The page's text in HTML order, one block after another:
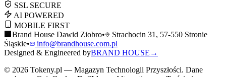
SSL SECURE
AI POWERED
MOBILE FIRST
🏢 Brand House Dawid Ziobro•
Strachocin 31, 57-550 Stronie
Śląskie•
info@brandhouse.com.pl
Designed & Engineered byBRAND HOUSE →
© 2026 Tokeny.pl — Magazyn Technologii Przyszłości. Dane